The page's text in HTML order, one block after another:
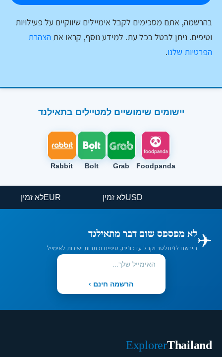
בהרשמה, אתם מסכימים לקבל אימיילים שיווקיים על פעילויות
וטיפים. ניתן לבטל בכל עת. למידע נוסף, קראו את הצהרת
הפרטיות שלנו.
יישומים שימושיים למטיילים בתאילנד
Foodpanda
Grab
Bolt
Rabbit
USDלא זמין EURלא זמין
✈️לא מפספס שום דבר מתאילנד
הירשם לניוזלטר וקבל עדכונים, טיפים וכתבות ישירות לאימייל
הרשמה חינם ›
Thailand
Explorer